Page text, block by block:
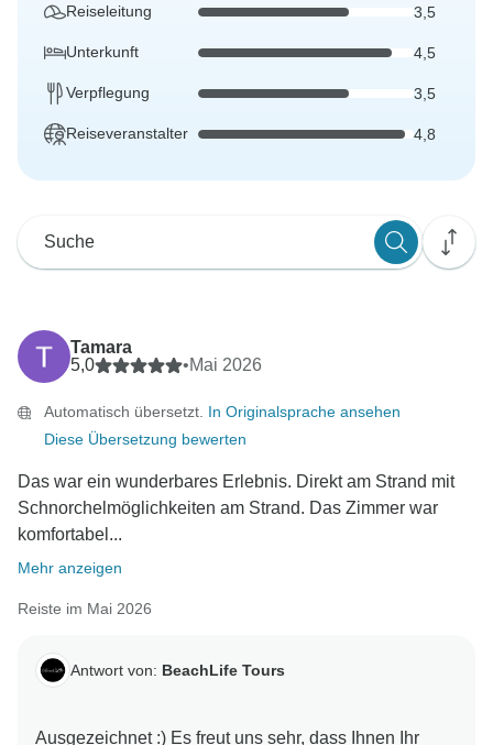
Reiseleitung 3,5
Unterkunft 4,5
Verpflegung 3,5
Reiseveranstalter 4,8
Tamara
5,0
•Mai 2026
Automatisch übersetzt. In Originalsprache ansehen
Diese Übersetzung bewerten
Das war ein wunderbares Erlebnis. Direkt am Strand mit
Schnorchelmöglichkeiten am Strand. Das Zimmer war
komfortabel...
Mehr anzeigen
Reiste im Mai 2026
Antwort von: BeachLife Tours
Ausgezeichnet :) Es freut uns sehr, dass Ihnen Ihr